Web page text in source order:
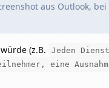
aus Outlook,
(z.B.
Jeden
eine